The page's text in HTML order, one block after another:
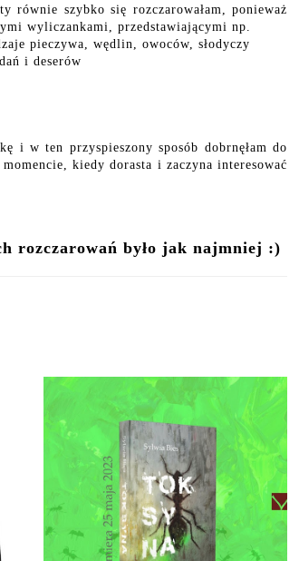
równie szybko się rozczarowałam, ponieważ
wyliczankami, przedstawiającymi np.
pieczywa, wędlin, owoców, słodyczy
i deserów
i w ten przyspieszony sposób dobrnęłam do
kiedy dorasta i zaczyna interesować
rozczarowań było jak najmniej :)